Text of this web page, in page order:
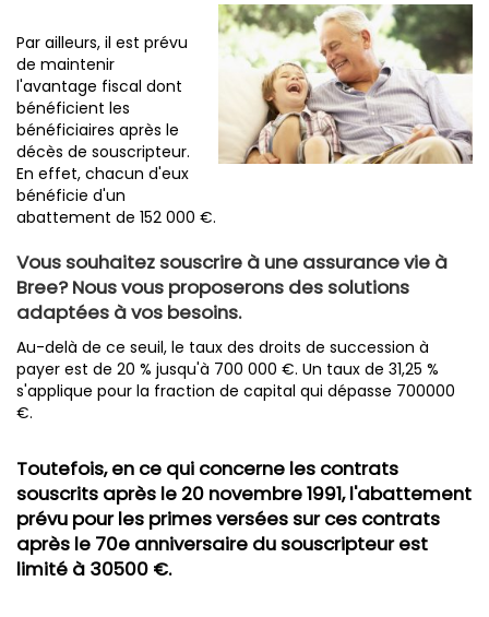
Par ailleurs, il est prévu
de maintenir
l'avantage fiscal dont
bénéficient les
bénéficiaires après le
décès de souscripteur.
En effet, chacun d'eux
bénéficie d'un
abattement de 152 000 €.
Vous souhaitez souscrire à une assurance vie à
Bree? Nous vous proposerons des solutions
adaptées à vos besoins.
Au-delà de ce seuil, le taux des droits de succession à
payer est de 20 % jusqu'à 700 000 €. Un taux de 31,25 %
s'applique pour la fraction de capital qui dépasse 700000
€.
Toutefois, en ce qui concerne les contrats
souscrits après le 20 novembre 1991, l'abattement
prévu pour les primes versées sur ces contrats
après le 70e anniversaire du souscripteur est
limité à 30500 €.